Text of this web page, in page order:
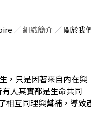
／組織簡介 ／ 關於我
，只是因著來自內在與
人其實都是生命共同
相互同理與幫補，導致